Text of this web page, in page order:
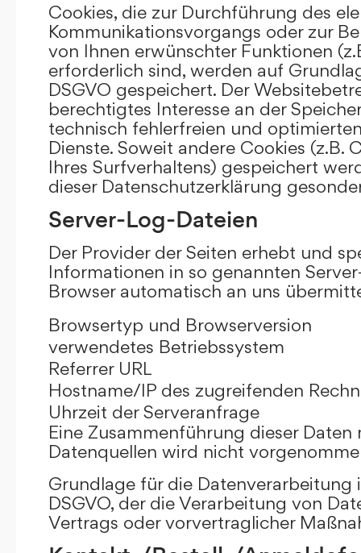
Cookies, die zur Durchführung des
Kommunikationsvorgangs oder zur
von Ihnen erwünschter Funktionen
erforderlich sind, werden auf
DSGVO gespeichert. Der
berechtigtes Interesse an der
technisch fehlerfreien und
Dienste. Soweit andere Cookies (z.B.
Ihres Surfverhaltens) gespeichert
dieser Datenschutzerklärung
Server-Log-Dateien
Der Provider der Seiten erhebt und
Informationen in so genannten
Browser automatisch an uns
Browsertyp und Browserversion
verwendetes Betriebssystem
Referrer URL
Hostname/IP des zugreifenden
Uhrzeit der Serveranfrage
Eine Zusammenführung dieser Daten
Datenquellen wird nicht
Grundlage für die Datenverarbeitung
DSGVO, der die Verarbeitung von
Vertrags oder vorvertraglicher